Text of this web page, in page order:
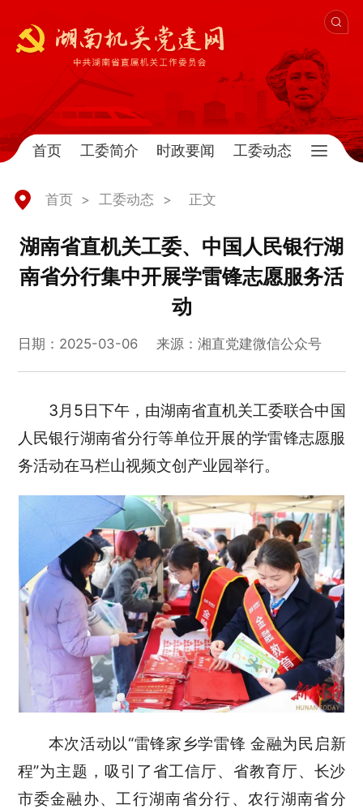
首页 工委简介 时政要闻 工委动态
首页 > 工委动态 > 正文
湖南省直机关工委、中国人民银行湖
南省分行集中开展学雷锋志愿服务活
动
日期：2025-03-06 来源：湘直党建微信公众号
3月5日下午，由湖南省直机关工委联合中国
人民银行湖南省分行等单位开展的学雷锋志愿服
务活动在马栏山视频文创产业园举行。
本次活动以“雷锋家乡学雷锋 金融为民启新
程”为主题，吸引了省工信厅、省教育厅、长沙
市委金融办、工行湖南省分行、农行湖南省分